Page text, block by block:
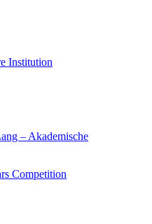
Institution
– Akademische
Competition